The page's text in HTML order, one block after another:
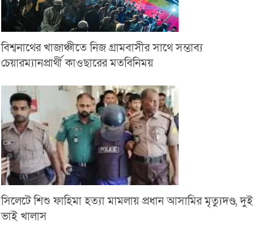
বিশ্বনাথের খাজাঞ্চীতে নিজ গ্রামবাসীর সাথে সম্ভাব্য
চেয়ারম্যানপ্রার্থী কাওছারের মতবিনিময়
সিলেটে শিশু ফাহিমা হত্যা মামলায় প্রধান আসামির মৃত্যুদণ্ড, দুই
ভাই খালাস